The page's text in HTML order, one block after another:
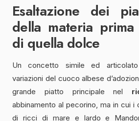
Esaltazione dei
della materia
di quella dolce
Un concetto simile ed
variazioni del cuoco albese
grande piatto principale nel
abbinamento al pecorino, ma in cui i
di ricci di mare e lardo e